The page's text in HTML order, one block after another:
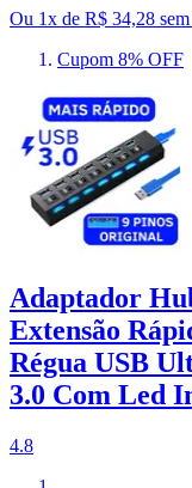
Ou 1x de R$ 34,28
Cupom 8% OFF
Adaptador
Extensão
Régua USB
3.0 Com Led
4.8